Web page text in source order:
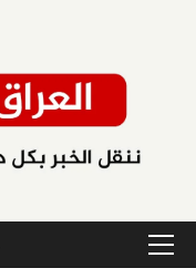
القائمة